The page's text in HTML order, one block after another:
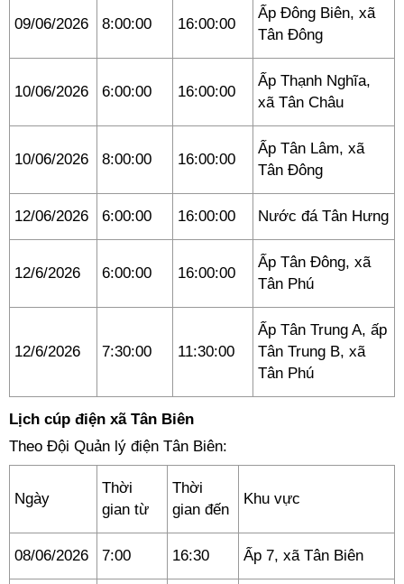
09/06/2026 8:00:00 16:00:00
Ấp Đông Biên, xã
Tân Đông
10/06/2026 6:00:00 16:00:00
Ấp Thạnh Nghĩa,
xã Tân Châu
10/06/2026 8:00:00 16:00:00
Ấp Tân Lâm, xã
Tân Đông
12/06/2026 6:00:00 16:00:00 Nước đá Tân Hưng
12/6/2026 6:00:00 16:00:00
Ấp Tân Đông, xã
Tân Phú
12/6/2026 7:30:00 11:30:00
Ấp Tân Trung A, ấp
Tân Trung B, xã
Tân Phú
Lịch cúp điện xã Tân Biên
Theo Đội Quản lý điện Tân Biên:
Ngày
Thời
gian từ
Thời
gian đến
Khu vực
08/06/2026 7:00 16:30 Ấp 7, xã Tân Biên